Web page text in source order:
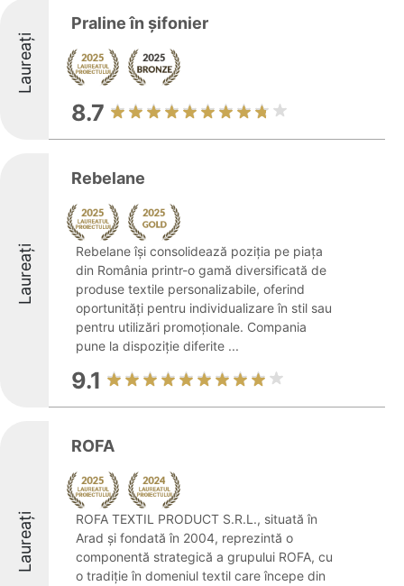
Laureați
Praline în șifonier
8.7
Laureați
Rebelane
Rebelane își consolidează poziția pe piața
din România printr-o gamă diversificată de
produse textile personalizabile, oferind
oportunități pentru individualizare în stil sau
pentru utilizări promoționale. Compania
pune la dispoziție diferite ...
9.1
Laureați
ROFA
ROFA TEXTIL PRODUCT S.R.L., situată în
Arad și fondată în 2004, reprezintă o
componentă strategică a grupului ROFA, cu
o tradiție în domeniul textil care începe din